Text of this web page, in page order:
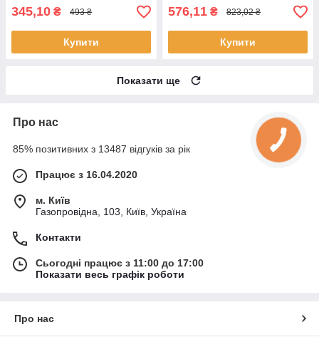
345,10 ₴ 493 ₴
Купити
576,11 ₴ 823,02 ₴
Купити
Показати ще
Про нас
85% позитивних з 13487 відгуків за рік
Працює з 16.04.2020
м. Київ
Газопровідна, 103, Київ, Україна
Контакти
Сьогодні працює з 11:00 до 17:00
Показати весь графік роботи
Про нас